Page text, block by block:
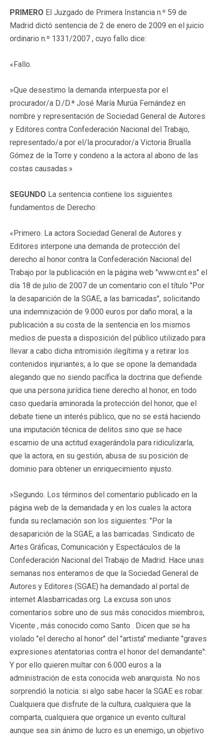
PRIMERO El Juzgado de Primera Instancia n.º 59 de
Madrid dictó sentencia de 2 de enero de 2009 en el juicio
ordinario n.º 1331/2007 , cuyo fallo dice:
«Fallo.
»Que desestimo la demanda interpuesta por el
procurador/a D./D.ª José María Murúa Fernández en
nombre y representación de Sociedad General de Autores
y Editores contra Confederación Nacional del Trabajo,
representado/a por el/la procurador/a Victoria Brualla
Gómez de la Torre y condeno a la actora al abono de las
costas causadas.»
SEGUNDO La sentencia contiene los siguientes
fundamentos de Derecho:
«Primero. La actora Sociedad General de Autores y
Editores interpone una demanda de protección del
derecho al honor contra la Confederación Nacional del
Trabajo por la publicación en la página web "www.cnt.es" el
día 18 de julio de 2007 de un comentario con el título "Por
la desaparición de la SGAE, a las barricadas", solicitando
una indemnización de 9.000 euros por daño moral, a la
publicación a su costa de la sentencia en los mismos
medios de puesta a disposición del público utilizado para
llevar a cabo dicha intromisión ilegítima y a retirar los
contenidos injuriantes; a lo que se opone la demandada
alegando que no siendo pacífica la doctrina que defiende
que una persona jurídica tiene derecho al honor, en todo
caso quedaría aminorada la protección del honor, que el
debate tiene un interés público, que no se está haciendo
una imputación técnica de delitos sino que se hace
escarnio de una actitud exagerándola para ridiculizarla,
que la actora, en su gestión, abusa de su posición de
dominio para obtener un enriquecimiento injusto.
»Segundo. Los términos del comentario publicado en la
página web de la demandada y en los cuales la actora
funda su reclamación son los siguientes: "Por la
desaparición de la SGAE, a las barricadas. Sindicato de
Artes Gráficas, Comunicación y Espectáculos de la
Confederación Nacional del Trabajo de Madrid. Hace unas
semanas nos enteramos de que la Sociedad General de
Autores y Editores (SGAE) ha demandado al portal de
internet Alasbarricadas.org. La excusa son unos
comentarios sobre uno de sus más conocidos miembros,
Vicente , más conocido como Santo . Dicen que se ha
violado "el derecho al honor" del "artista" mediante "graves
expresiones atentatorias contra el honor del demandante":
Y por ello quieren multar con 6.000 euros a la
administración de esta conocida web anarquista. No nos
sorprendió la noticia: si algo sabe hacer la SGAE es robar.
Cualquiera que disfrute de la cultura, cualquiera que la
comparta, cualquiera que organice un evento cultural
aunque sea sin ánimo de lucro es un enemigo, un objetivo